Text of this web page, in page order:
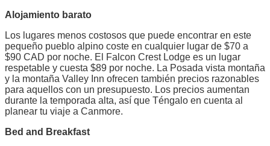
Alojamiento barato
Los lugares menos costosos que puede encontrar en este
pequeño pueblo alpino coste en cualquier lugar de $70 a
$90 CAD por noche. El Falcon Crest Lodge es un lugar
respetable y cuesta $89 por noche. La Posada vista montaña
y la montaña Valley Inn ofrecen también precios razonables
para aquellos con un presupuesto. Los precios aumentan
durante la temporada alta, así que Téngalo en cuenta al
planear tu viaje a Canmore.
Bed and Breakfast